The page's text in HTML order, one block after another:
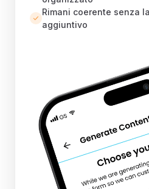
Rimani coerente senza
aggiuntivo